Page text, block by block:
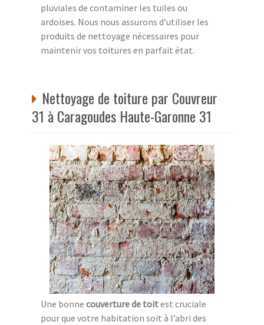
pluviales de contaminer les tuiles ou
ardoises. Nous nous assurons d’utiliser les
produits de nettoyage nécessaires pour
maintenir vos toitures en parfait état.
Nettoyage de toiture par Couvreur
31 à Caragoudes Haute-Garonne 31
Une bonne couverture de toitest cruciale
pour que votre habitation soit à l’abri des